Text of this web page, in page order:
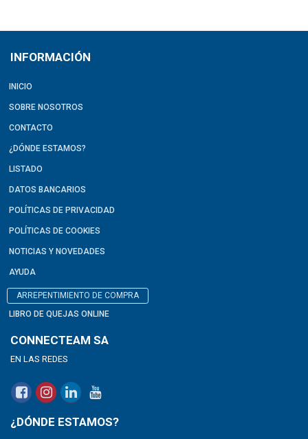
INFORMACIÓN
INICIO
SOBRE NOSOTROS
CONTACTO
¿DÓNDE ESTAMOS?
LISTADO
DATOS BANCARIOS
POLÍTICAS DE PRIVACIDAD
POLÍTICAS DE COOKIES
NOTICIAS Y NOVEDADES
AYUDA
ARREPENTIMIENTO DE COMPRA
LIBRO DE QUEJAS ONLINE
CONNECTEAM SA
EN LAS REDES
¿DÓNDE ESTAMOS?